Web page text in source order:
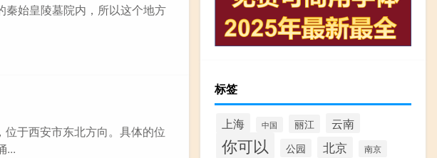
秦始皇陵墓院内，所以这个地方
于西安市东北方向。具体的位
...
标签
上海 中国 丽江 云南
你可以 公园 北京
南京